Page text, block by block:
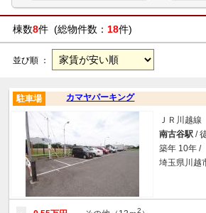
棟数8件 (総物件数： 18件)
並び順 ：
カマヤパーキング
駐車場
ＪＲ川越線
南古谷駅 /
築年 10年 /
埼玉県川越
2